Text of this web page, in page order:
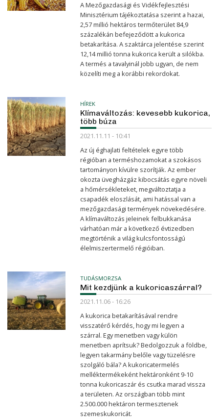
A Mezőgazdasági és Vidékfejlesztési
Minisztérium tájékoztatása szerint a hazai,
2,57 millió hektáros termőterület 84,9
százalékán befejeződött a kukorica
betakarítása. A szaktárca jelentése szerint
12,14 millió tonna kukorica került a silókba.
A termés a tavalyinál jobb ugyan, de nem
közelíti meg a korábbi rekordokat.
HÍREK
Klímaváltozás: kevesebb kukorica,
több búza
2021.11.11 - 10:41
Az új éghajlati feltételek egyre több
régióban a terméshozamokat a szokásos
tartományon kívülre szorítják. Az ember
okozta üvegházgáz kibocsátás egyre növeli
a hőmérsékleteket, megváltoztatja a
csapadék eloszlását, ami hatással van a
mezőgazdasági termények növekedésére.
A klímaváltozás jeleinek felbukkanása
várhatóan már a következő évtizedben
megtörténik a világ kulcsfontosságú
élelmiszertermelő régióiban.
TUDÁSMORZSA
Mit kezdjünk a kukoricaszárral?
2021.11.06 - 16:26
A kukorica betakarításával rendre
visszatérő kérdés, hogy mi legyen a
szárral. Egy menetben vagy külön
menetben aprítsuk? Bedolgozzuk a földbe,
legyen takarmány belőle vagy tüzelésre
szolgáló bála? A kukoricatermelés
melléktermékeként hektáronként 9-10
tonna kukoricaszár és csutka marad vissza
a területen. Az országban több mint
2.500.000 hektáron termesztenek
szemeskukoricát.